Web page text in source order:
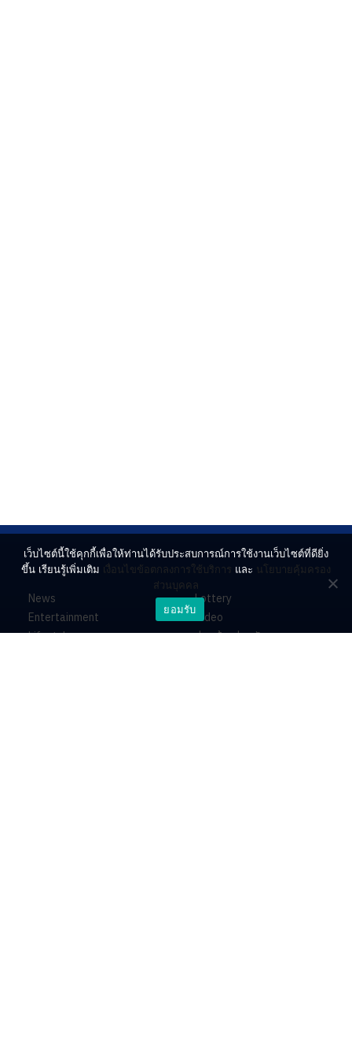
News
Entertainment
Lifestyle
Lottery
Video
ร่วมด้วยช่วยกัน
เว็บไซต์นี้ใช้คุกกี้เพื่อให้ท่านได้รับประสบการณ์การใช้งานเว็บไซต์ที่ดียิ่ง
ขึ้น เรียนรู้เพิ่มเติม เงื่อนไขข้อตกลงการใช้บริการ และ นโยบายคุ้มครอง
ส่วนบุคคล
ยอมรับ